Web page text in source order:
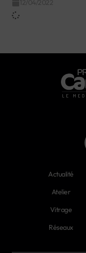
Actualité
Atelier
Vitrage
Réseaux